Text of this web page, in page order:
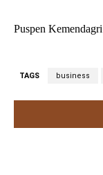
Puspen Kemendagri
TAGS business